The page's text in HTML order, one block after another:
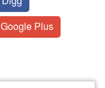
Google Plus